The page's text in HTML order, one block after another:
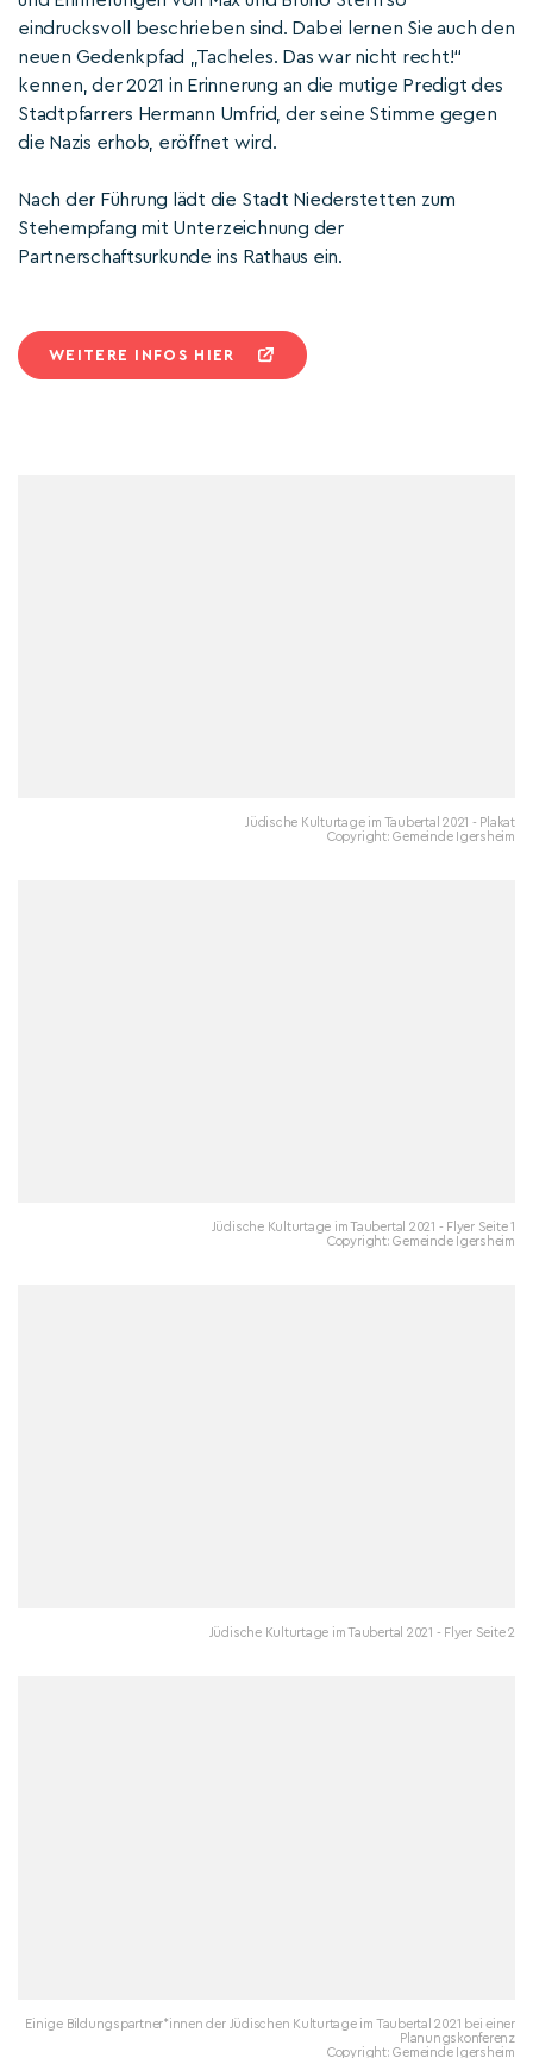
eindrucksvoll beschrieben sind. Dabei lernen Sie auch den
neuen Gedenkpfad „Tacheles. Das war nicht recht!“
kennen, der 2021 in Erinnerung an die mutige Predigt des
Stadtpfarrers Hermann Umfrid, der seine Stimme gegen
die Nazis erhob, eröffnet wird.
Nach der Führung lädt die Stadt Niederstetten zum
Stehempfang mit Unterzeichnung der
Partnerschaftsurkunde ins Rathaus ein.
WEITERE INFOS HIER
Jüdische Kulturtage im Taubertal 2021 - Plakat
Copyright: Gemeinde Igersheim
Jüdische Kulturtage im Taubertal 2021 - Flyer Seite 1
Copyright: Gemeinde Igersheim
Jüdische Kulturtage im Taubertal 2021 - Flyer Seite 2
Einige Bildungspartner*innen der Jüdischen Kulturtage im Taubertal 2021 bei einer
Planungskonferenz
Copyright: Gemeinde Igersheim